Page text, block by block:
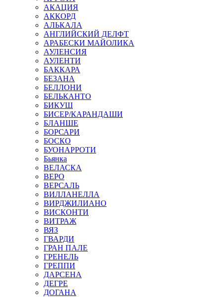
АКАЦИЯ
АККОРД
АЛЬКАЛА
АНГЛИЙСКИЙ ДЕЛФТ
АРАБЕСКИ МАЙОЛИКА
АУЛЕНСИЯ
АУЛЕНТИ
БАККАРА
БЕЗАНА
БЕЛЛОНИ
БЕЛЬКАНТО
БИКУШ
БИСЕР/КАРАНДАШИ
БЛАНШЕ
БОРСАРИ
БОСКО
БУОНАРРОТИ
Бьянка
ВЕЛАСКА
ВЕРО
ВЕРСАЛЬ
ВИЛЛАНЕЛЛА
ВИРДЖИЛИАНО
ВИСКОНТИ
ВИТРАЖ
ВЯЗ
ГВАРДИ
ГРАН ПАЛЕ
ГРЕНЕЛЬ
ГРЕППИ
ДАРСЕНА
ДЕГРЕ
ДОГАНА